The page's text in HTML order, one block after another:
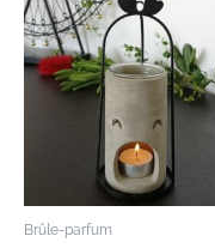
Brûle-parfum